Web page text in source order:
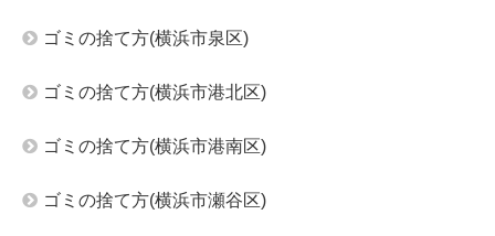
ゴミの捨て方(横浜市泉区)
ゴミの捨て方(横浜市港北区)
ゴミの捨て方(横浜市港南区)
ゴミの捨て方(横浜市瀬谷区)